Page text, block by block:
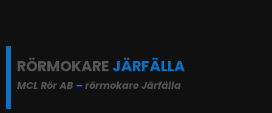
RÖRMOKARE JÄRFÄLLA
MCL Rör AB –rörmokare Järfälla